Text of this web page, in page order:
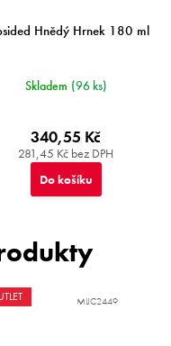
Hnědý Hrnek 180 ml
Skladem (96 ks)
281,45 Kč bez DPH
340,55 Kč
Do košíku
MIJC2449